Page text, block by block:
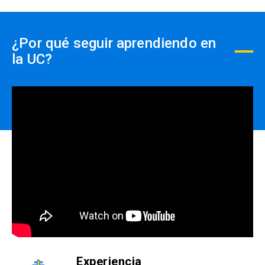
¿Por qué seguir aprendiendo en
la UC?
Experiencia